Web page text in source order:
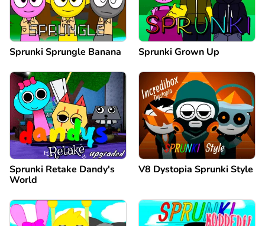
Sprunki Sprungle Banana Sprunki Grown Up
Sprunki Retake Dandy's
World
V8 Dystopia Sprunki Style